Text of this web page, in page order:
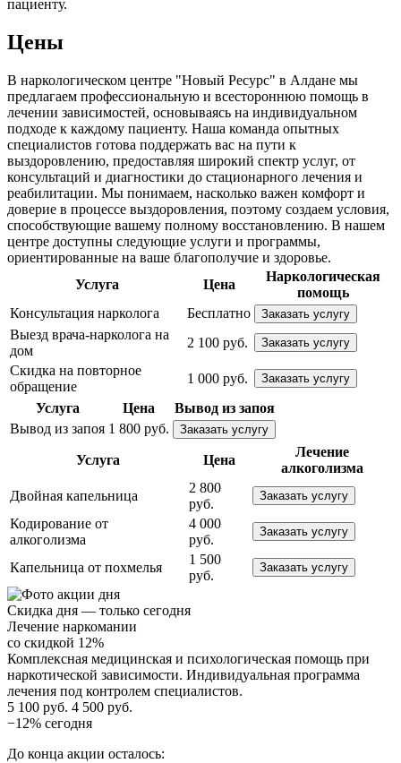
пациенту.
Цены
В наркологическом центре "Новый Ресурс" в Алдане мы
предлагаем профессиональную и всестороннюю помощь в
лечении зависимостей, основываясь на индивидуальном
подходе к каждому пациенту. Наша команда опытных
специалистов готова поддержать вас на пути к
выздоровлению, предоставляя широкий спектр услуг, от
консультаций и диагностики до стационарного лечения и
реабилитации. Мы понимаем, насколько важен комфорт и
доверие в процессе выздоровления, поэтому создаем условия,
способствующие вашему полному восстановлению. В нашем
центре доступны следующие услуги и программы,
ориентированные на ваше благополучие и здоровье.
Услуга
Цена
Наркологическая
помощь
Консультация нарколога
Бесплатно Заказать услугу
Выезд врача-нарколога на
дом
2 100 руб. Заказать услугу
Скидка на повторное
обращение
1 000 руб. Заказать услугу
Услуга Цена
Вывод из запоя
Вывод из запоя 1 800 руб. Заказать услугу
Услуга Цена
Лечение
алкоголизма
Двойная капельница
2 800
руб.
Заказать услугу
Кодирование от
алкоголизма
4 000
руб.
Заказать услугу
Капельница от похмелья
1 500
руб.
Заказать услугу
Скидка дня — только сегодня
Лечение наркомании
со скидкой 12%
Комплексная медицинская и психологическая помощь при
наркотической зависимости. Индивидуальная программа
лечения под контролем специалистов.
5 100 руб. 4 500 руб.
−12% сегодня
До конца акции осталось: